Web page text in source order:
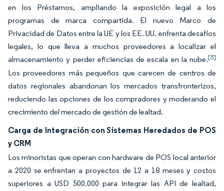
en los Préstamos, ampliando la exposición legal a los
programas de marca compartida. El nuevo Marco de
Privacidad de Datos entre la UE y los EE. UU. enfrenta desafíos
legales, lo que lleva a muchos proveedores a localizar el
almacenamiento y perder eficiencias de escala en la nube.[3]
Los proveedores más pequeños que carecen de centros de
datos regionales abandonan los mercados transfronterizos,
reduciendo las opciones de los compradores y moderando el
crecimiento del mercado de gestión de lealtad.
Carga de Integración con Sistemas Heredados de POS
y CRM
Los minoristas que operan con hardware de POS local anterior
a 2020 se enfrentan a proyectos de 12 a 18 meses y costos
superiores a USD 500.000 para integrar las API de lealtad,